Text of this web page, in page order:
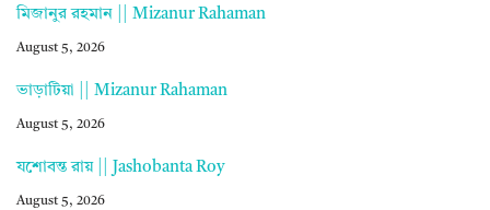
মিজানুর রহমান || Mizanur Rahaman
August 5, 2026
ভাড়াটিয়া || Mizanur Rahaman
August 5, 2026
যশোবন্ত রায় || Jashobanta Roy
August 5, 2026